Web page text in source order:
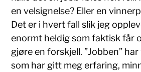
en velsignelse? Eller en
Det er i hvert fall slik jeg
enormt heldig som faktisk får
gjøre en forskjell. ”Jobben”
som har gitt meg erfaring,